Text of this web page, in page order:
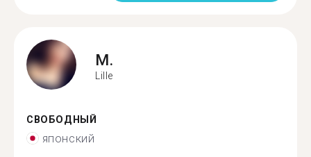
M.
Lille
СВОБОДНЫЙ
японский